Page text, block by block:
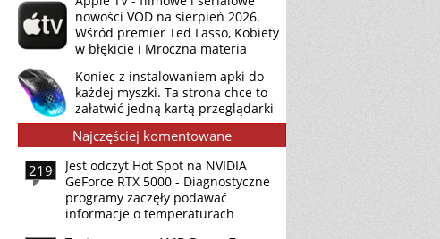
nowości VOD na sierpień 2026.
Wśród premier Ted Lasso, Kobiety
w błękicie i Mroczna materia
Koniec z instalowaniem apki do
każdej myszki. Ta strona chce to
załatwić jedną kartą przeglądarki
Najczęściej komentowane
219
Jest odczyt Hot Spot na NVIDIA
GeForce RTX 5000 - Diagnostyczne
programy zaczęły podawać
informacje o temperaturach